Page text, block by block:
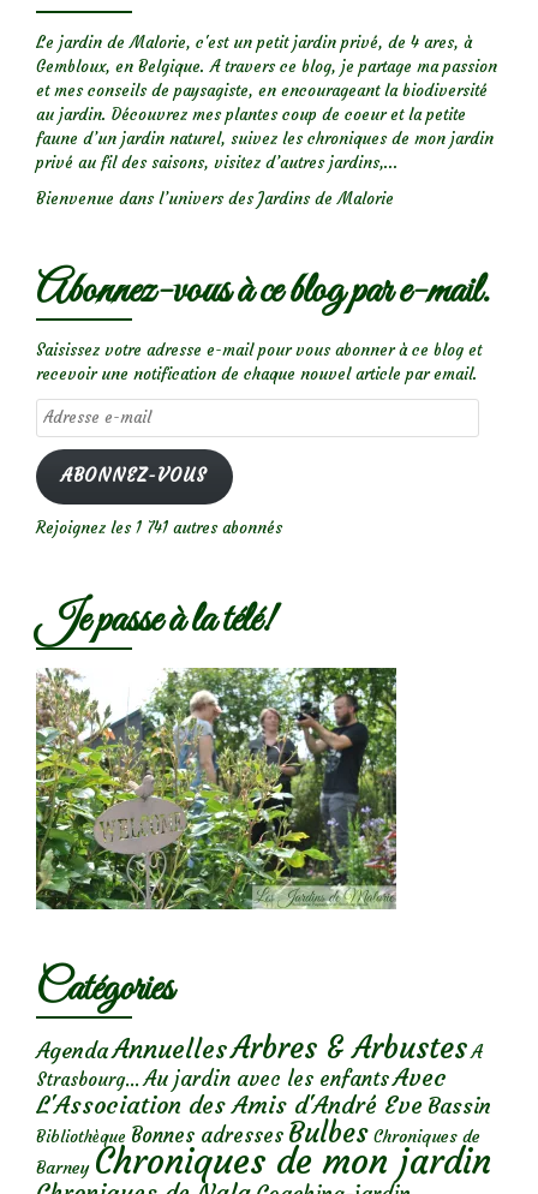
Le jardin de Malorie, c'est un petit jardin privé, de 4 ares, à
Gembloux, en Belgique. A travers ce blog, je partage ma passion
et mes conseils de paysagiste, en encourageant la biodiversité
au jardin. Découvrez mes plantes coup de coeur et la petite
faune d’un jardin naturel, suivez les chroniques de mon jardin
privé au fil des saisons, visitez d’autres jardins,...
Bienvenue dans l’univers des Jardins de Malorie
Abonnez-vous à ce blog par e-mail.
Saisissez votre adresse e-mail pour vous abonner à ce blog et
recevoir une notification de chaque nouvel article par email.
Adresse
e-
mail
ABONNEZ-VOUS
Rejoignez les 1 741 autres abonnés
Je passe à la télé!
Catégories
AgendaAnnuellesArbres & Arbustes A
Strasbourg... Au jardin avec les enfantsAvec
L'Association des Amis d'André Eve Bassin
Bibliothèque Bonnes adresses Bulbes Chroniques de
Barney Chroniques de mon jardin